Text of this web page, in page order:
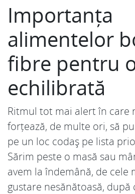
Importanța
alimentelor
fibre pentru
echilibrată
Ritmul tot mai alert în care
forțează, de multe ori, să
pe un loc codaș pe lista
Sărim peste o masă sau
avem la îndemână, de cele
gustare nesănătoasă, după